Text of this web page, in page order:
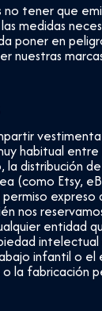
no tener que
medidas
poner en
nuestras
habitual entre
la distribución
(como Etsy,
nos
entidad
intelectual
infantil o el
la fabricación